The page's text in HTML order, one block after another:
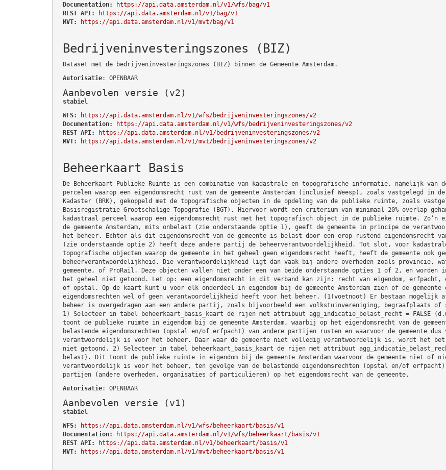
Documentation:
https://api.data.amsterdam.nl/v1/wfs/bag/v1
REST API:
https://api.data.amsterdam.nl/v1/bag/v1
MVT:
https://api.data.amsterdam.nl/v1/mvt/bag/v1
Bedrijveninvesteringszones (BIZ)
Dataset met de bedrijveninvesteringszones (BIZ) binnen de Gemeente Amsterdam.
Autorisatie: OPENBAAR
Aanbevolen versie (v2)
stabiel
WFS:
https://api.data.amsterdam.nl/v1/wfs/bedrijveninvesteringszones/v2
Documentation:
https://api.data.amsterdam.nl/v1/wfs/bedrijveninvesteringszones/v2
REST API:
https://api.data.amsterdam.nl/v1/bedrijveninvesteringszones/v2
MVT:
https://api.data.amsterdam.nl/v1/mvt/bedrijveninvesteringszones/v2
Beheerkaart Basis
De Beheerkaart Publieke Ruimte is een combinatie van kadastrale en topografische informatie, namelijk van
percelen waarop een eigendomsrecht rust van de gemeente Amsterdam (inclusief Weesp), zoals vastgelegd in
Kadaster (BRK), gekoppeld met de topografische objecten in de opdeling van de publieke ruimte, zoals
Basisregistratie Grootschalige Topografie (BGT). Hiervoor wordt een criterium van minimaal 20% overlap
kadastraal perceel waarop een eigendomsrecht rust met het topografisch object in de publieke ruimte. Zo’n
de gemeente Amsterdam, mits onbelast (zie onderstaande optie 1), geeft de gemeente in principe de
het beheer. Echter als dit eigendomsrecht van de gemeente is belast door een erop rustend eigendomsrecht
(zie onderstaande optie 2) heeft deze andere partij de beheerverantwoordelijkheid. Tot slot, voor
topografische objecten waarop de gemeente in het geheel geen eigendomsrecht heeft, heeft de gemeente ook
beheerverantwoordelijkheid. Die verantwoordelijkheid ligt dan vaak bij andere overheden zoals provincie,
gemeente, of ProRail. Deze objecten vallen niet onder een van beide onderstaande opties 1 of 2, en worden
het geheel niet getoond. Let op: een eigendomsrecht in dit verband kan zijn: recht van eigendom, erfpacht,
of opstal. Op de kaart kunt u voor elk onderdeel in eigendom bij de gemeente Amsterdam zien of de gemeente
eigendomsrechten wel of geen verantwoordelijkheid heeft voor het beheer. (1(voetnoot) Er bestaan mogelijk
beheer is overgedragen aan een andere partij, zoals bijvoorbeeld een volkstuinvereniging, begraafplaats
1) Selecteer in tabel beheerkaart_basis_kaart de rijen met attribuut agg_indicatie_belast_recht = FALSE
toont de publieke ruimte in eigendom bij de gemeente Amsterdam, waarbij op het eigendomsrecht van de
belastende eigendomsrechten (opstal en/of erfpacht) van andere partijen rusten en waarvoor de gemeente
verantwoordelijk is voor het beheer. Daar waar de gemeente niet volledig verantwoordelijk is, wordt het
niet getoond. 2) Selecteer in tabel beheerkaart_basis_kaart de rijen met attribuut
belast). Dit toont de publieke ruimte in eigendom bij de gemeente Amsterdam waarvoor de gemeente niet of
verantwoordelijk is voor het beheer, ten gevolge van de belastende eigendomsrechten (opstal en/of erfpacht)
partijen (andere overheden, organisaties of particulieren) op het eigendomsrecht van de gemeente.
Autorisatie: OPENBAAR
Aanbevolen versie (v1)
stabiel
WFS:
https://api.data.amsterdam.nl/v1/wfs/beheerkaart/basis/v1
Documentation:
https://api.data.amsterdam.nl/v1/wfs/beheerkaart/basis/v1
REST API:
https://api.data.amsterdam.nl/v1/beheerkaart/basis/v1
MVT:
https://api.data.amsterdam.nl/v1/mvt/beheerkaart/basis/v1